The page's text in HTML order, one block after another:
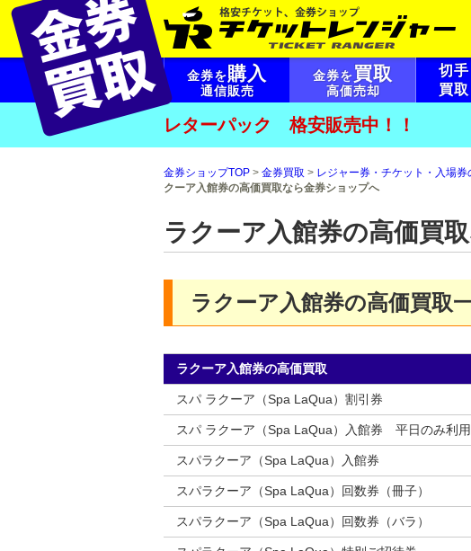
金券を購入
通信販売
金券を買取
高価売却
切手
買取
レターパック 格安販売中！！
金券ショップTOP > 金券買取 > レジャー券・チケット・入場券
クーア入館券の高価買取なら金券ショップへ
ラクーア入館券の高価買
ラクーア入館券の高価買取
ラクーア入館券の高価買取
スパ ラクーア（Spa LaQua）割引券
スパ ラクーア（Spa LaQua）入館券 平日のみ利
スパラクーア（Spa LaQua）入館券
スパラクーア（Spa LaQua）回数券（冊子）
スパラクーア（Spa LaQua）回数券（バラ）